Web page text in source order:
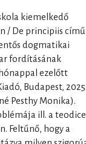
kiemelkedő
/ De principiis című
dogmatikai
fordításának
ezelőtt
Budapest, 2025.
Pesthy Monika).
ill. a
Feltűnő, hogy a